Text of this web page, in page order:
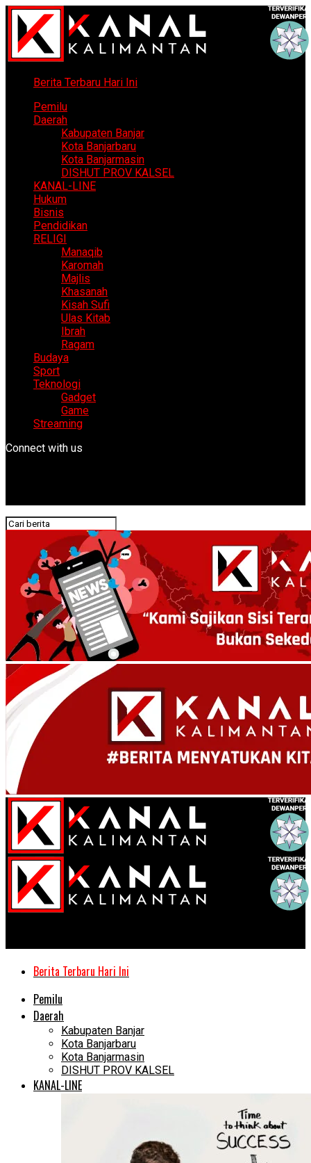
Berita Terbaru Hari Ini
Pemilu
Daerah
Kabupaten Banjar
Kota Banjarbaru
Kota Banjarmasin
DISHUT PROV KALSEL
KANAL-LINE
Hukum
Bisnis
Pendidikan
RELIGI
Manaqib
Karomah
Majlis
Khasanah
Kisah Sufi
Ulas Kitab
Ibrah
Ragam
Budaya
Sport
Teknologi
Gadget
Game
Streaming
Connect with us
Berita Terbaru Hari Ini
Pemilu
Daerah
Kabupaten Banjar
Kota Banjarbaru
Kota Banjarmasin
DISHUT PROV KALSEL
KANAL-LINE